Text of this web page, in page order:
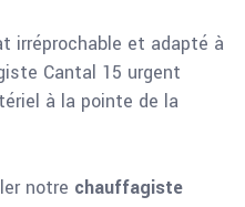
irréprochable et adapté à
Cantal 15 urgent
à la pointe de la
notre chauffagiste